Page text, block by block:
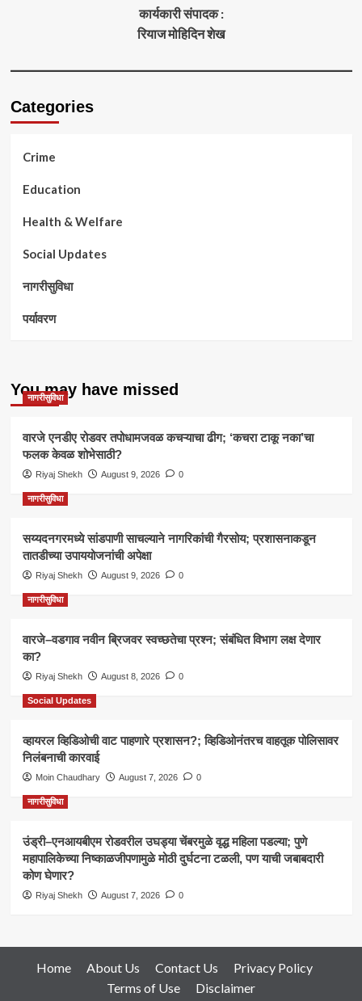
कार्यकारी संपादक :
रियाज मोहिदिन शेख
Categories
Crime
Education
Health & Welfare
Social Updates
नागरीसुविधा
पर्यावरण
You may have missed
नागरीसुविधा
वारजे एनडीए रोडवर तपोधामजवळ कचऱ्याचा ढीग; ‘कचरा टाकू नका’चा
फलक केवळ शोभेसाठी?
Riyaj Shekh August 9, 2026 0
नागरीसुविधा
सय्यदनगरमध्ये सांडपाणी साचल्याने नागरिकांची गैरसोय; प्रशासनाकडून
तातडीच्या उपाययोजनांची अपेक्षा
Riyaj Shekh August 9, 2026 0
नागरीसुविधा
वारजे–वडगाव नवीन ब्रिजवर स्वच्छतेचा प्रश्न; संबंधित विभाग लक्ष देणार
का?
Riyaj Shekh August 8, 2026 0
Social Updates
व्हायरल व्हिडिओची वाट पाहणारे प्रशासन?; व्हिडिओनंतरच वाहतूक पोलिसावर
निलंबनाची कारवाई
Moin Chaudhary August 7, 2026 0
नागरीसुविधा
उंड्री–एनआयबीएम रोडवरील उघड्या चेंबरमुळे वृद्ध महिला पडल्या; पुणे
महापालिकेच्या निष्काळजीपणामुळे मोठी दुर्घटना टळली, पण याची जबाबदारी
कोण घेणार?
Riyaj Shekh August 7, 2026 0
Home About Us Contact Us
Privacy Policy
Terms of Use
Disclaimer